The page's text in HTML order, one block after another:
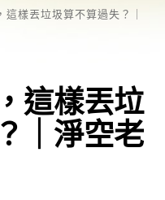
這樣丟垃圾算不算過失？｜
這樣丟垃
｜淨空老